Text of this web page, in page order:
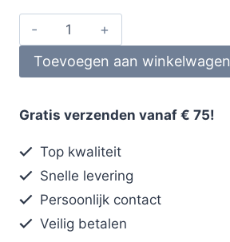
Toevoegen aan winkelwagen
Gratis verzenden vanaf € 75!
Top kwaliteit
Snelle levering
Persoonlijk contact
Veilig betalen